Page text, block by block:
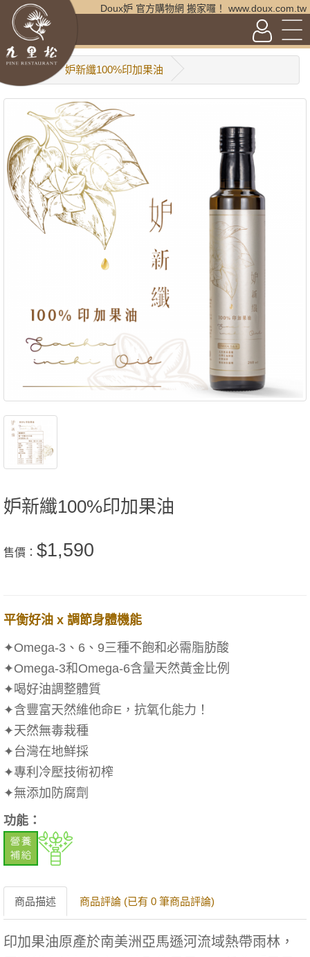
Doux妒 官方購物網 搬家囉！ www.doux.com.tw
妒新纖100%印加果油
妒新纖100%印加果油
售價： $1,590
平衡好油 x 調節身體機能
✦Omega-3、6、9三種不飽和必需脂肪酸
✦Omega-3和Omega-6含量天然黃金比例
✦喝好油調整體質
✦含豐富天然維他命E，抗氧化能力！
✦天然無毒栽種
✦台灣在地鮮採
✦專利冷壓技術初榨
✦無添加防腐劑
功能：
商品描述 商品評論 (已有 0 筆商品評論)
印加果油原產於南美洲亞馬遜河流域熱帶雨林，